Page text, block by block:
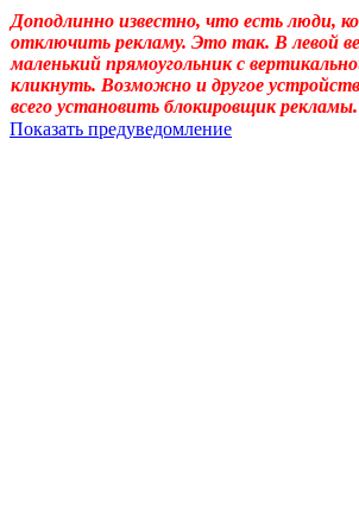
Доподлинно известно, что есть люди,
отключить рекламу. Это так. В левой
маленький прямоугольник с
кликнуть. Возможно и другое
всего установить блокировщик рекламы.
Показать предуведомление
Может, перечитать надо, или медленно
«подсознательный» в отношении идеала
одна накладка обнаружилась: неточное
у животных, и у растений, и у бактерий.
подсознательному. Да и
идеала – обеспечивает в неприкладном
прикладном искусстве (которое о, в